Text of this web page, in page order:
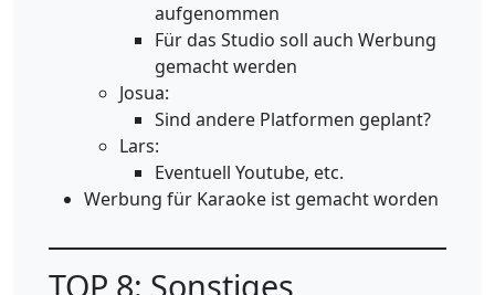
aufgenommen
Für das Studio soll auch Werbung
gemacht werden
Josua:
Sind andere Platformen geplant?
Lars:
Eventuell Youtube, etc.
Werbung für Karaoke ist gemacht worden
TOP 8: Sonstiges